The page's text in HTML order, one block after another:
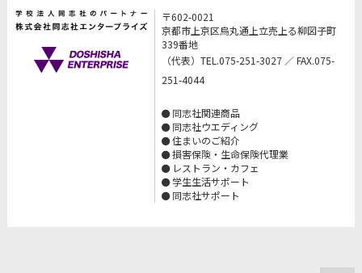
〒602-0021
京都市上京区烏丸通上立売上る柳図子町
339番地
（代表）TEL.075-251-3027 ／ FAX.075-
251-4044
同志社関連商品
同志社ウエディング
住まいのご紹介
損害保険・生命保険代理業
レストラン・カフェ
学生生活サポート
同志社サポート